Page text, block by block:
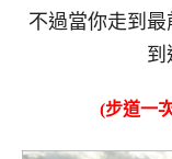
不過當你走到
到
(步道一